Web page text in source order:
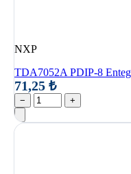
NXP
TDA7052A PDIP-8
71,25 ₺
− +